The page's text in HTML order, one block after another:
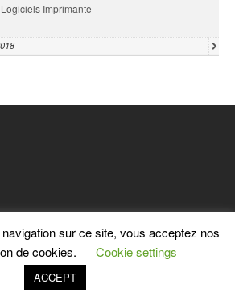
Logiciels Imprimante
POLITIQUE DE CONFIDENTIALITÉ
sur ce site, vous acceptez nos
de cookies.
Cookie settings
ACCEPT